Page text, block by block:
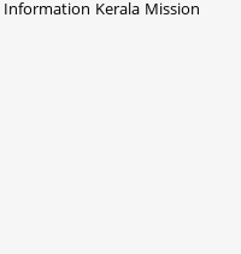
Information Kerala Mission